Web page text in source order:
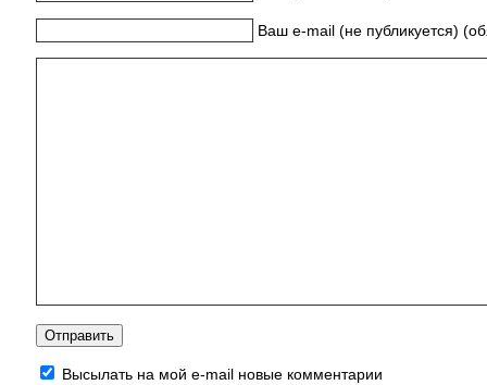
Ваш e-mail (не публикуется)
Высылать на мой e-mail новые комментарии